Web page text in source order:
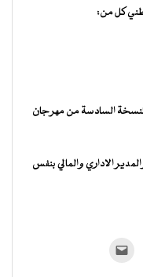
كل من:
للنسخة السادسة من مهرجان
الاداري والمالي بنفس